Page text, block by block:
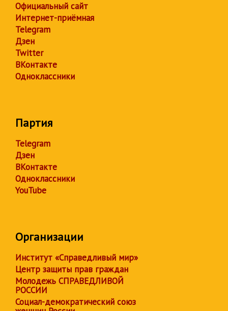
Официальный сайт
Интернет-приёмная
Telegram
Дзен
Twitter
ВКонтакте
Одноклассники
Партия
Telegram
Дзен
ВКонтакте
Одноклассники
YouTube
Организации
Институт «Справедливый мир»
Центр защиты прав граждан
Молодежь СПРАВЕДЛИВОЙ
РОССИИ
Социал-демократический союз